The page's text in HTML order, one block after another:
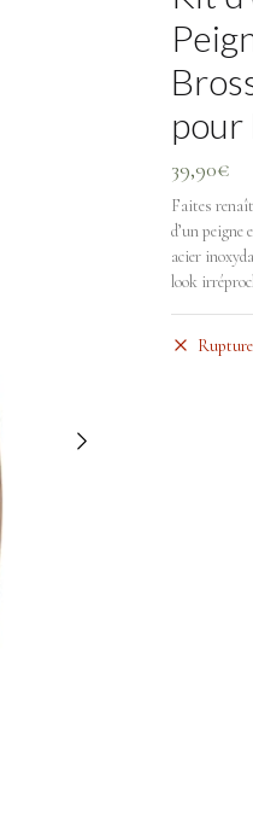
pour
39,90€
Faites
d’un peigne
acier
look